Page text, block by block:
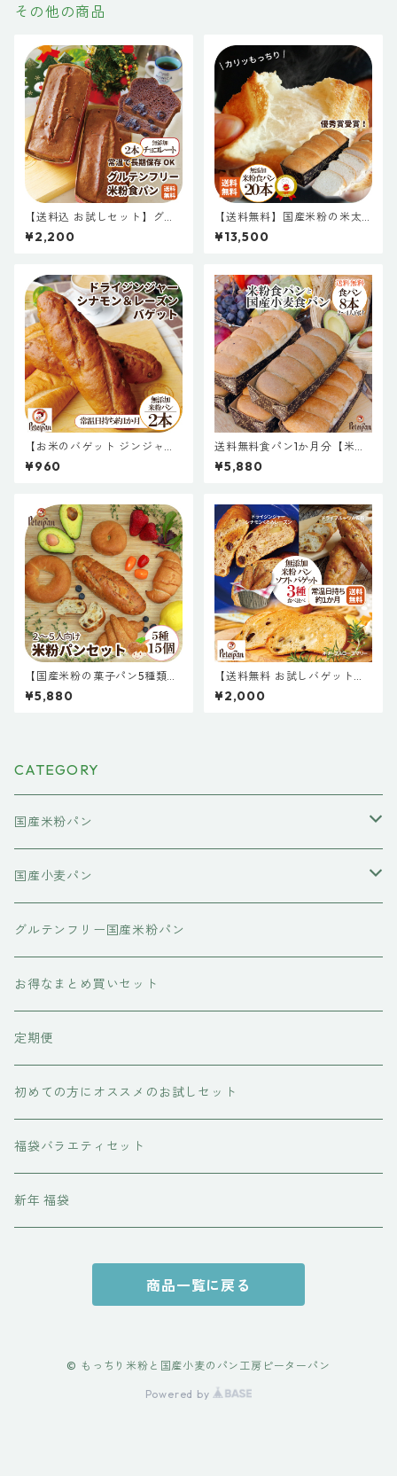
その他の商品
【送料込 お試しセット】グル
テンフリー米粉パン チョコレ
ート ２本セット 常温保存 米粉
気 おすすめ 美味しい ギフト
お取り寄せ 国産 米粉 お米 個
包装 日持ち 朝食 おやつ スー
パー 東京 プレゼント 保存食
非常食
¥2,200
【送料無料】国産米粉の米太
郎食パン 20本まとめてお取り
寄せ FANアワード優秀賞受
用 無添加 天然酵母 白神酵母
米粉パン 米パン 常温長持ち 新
潟製粉 有機オーガニック素材
¥13,500
【お米のバゲット ジンジャー
シナモンくるみ２本】無添加
米粉パン 常温 約1か月日持ち
製粉 ドライフルーツ
¥960
送料無料食パン1か月分【米粉
食パン＆国産小麦食パンまと
めてお取り寄せ豪華8本セット
保存料不使用 無添加 常温長持
ち 優秀賞受賞 国産 パン よも
ぎパン 玄米パン 五穀パン 送料
無料キャンペーン
¥5,880
【国産米粉の菓子パン5種類ま
とめ買いセットC】パン 詰め
合わせ お取り寄せ 米粉パン 米
母 白神こだま酵母 有機オーガ
¥5,880
【送料無料 お試しバゲット３
種類】お米のバゲット 無添加
米粉パン 常温 約1か月日持ち
¥2,000
CATEGORY
国産米粉パン
国産米粉の食パン
国産米粉のコラボレーション食パン
国産米粉の菓子パン
国産小麦パン
国産小麦の食パン
国産小麦のコラボレーション食パン
グルテンフリー国産米粉パン
お得なまとめ買いセット
定期便
初めての方にオススメのお試しセット
福袋バラエティセット
新年 福袋
商品一覧に戻る
© もっちり米粉と国産小麦のパン工房ピーターパン
Powered by